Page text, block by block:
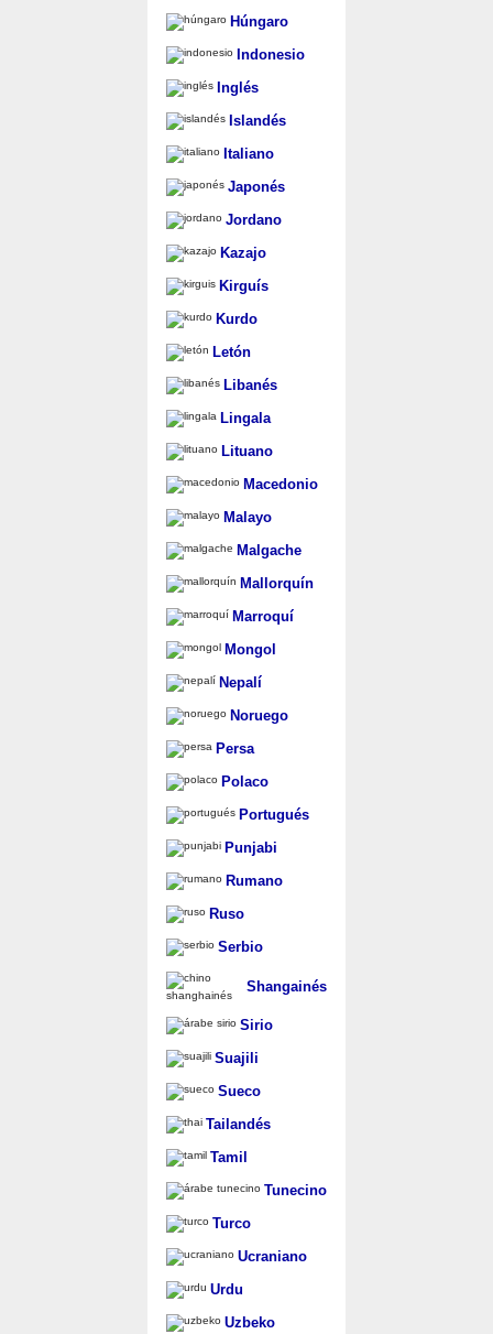
Húngaro
Indonesio
Inglés
Islandés
Italiano
Japonés
Jordano
Kazajo
Kirguís
Kurdo
Letón
Libanés
Lingala
Lituano
Macedonio
Malayo
Malgache
Mallorquín
Marroquí
Mongol
Nepalí
Noruego
Persa
Polaco
Portugués
Punjabi
Rumano
Ruso
Serbio
Shangainés
Sirio
Suajili
Sueco
Tailandés
Tamil
Tunecino
Turco
Ucraniano
Urdu
Uzbeko